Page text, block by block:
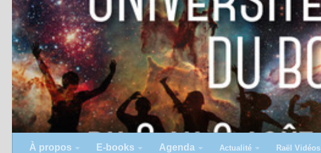
À propos E-books Agenda Actualité Raël Vidéos